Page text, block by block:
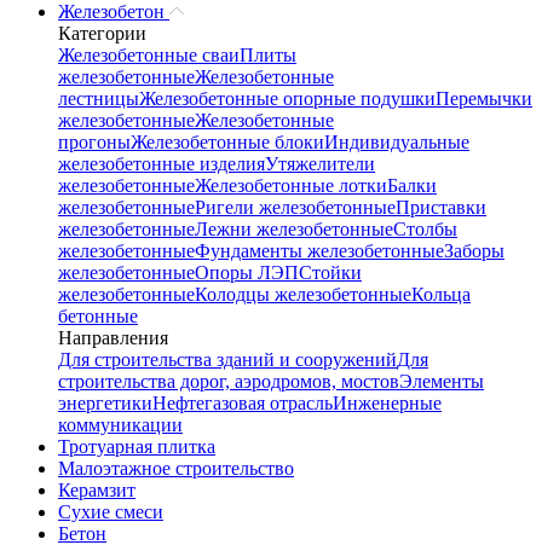
Железобетон
Категории
Железобетонные сваиПлиты
железобетонныеЖелезобетонные
лестницыЖелезобетонные опорные подушкиПеремычки
железобетонныеЖелезобетонные
прогоныЖелезобетонные блокиИндивидуальные
железобетонные изделияУтяжелители
железобетонныеЖелезобетонные лоткиБалки
железобетонныеРигели железобетонныеПриставки
железобетонныеЛежни железобетонныеСтолбы
железобетонныеФундаменты железобетонныеЗаборы
железобетонныеОпоры ЛЭПСтойки
железобетонныеКолодцы железобетонныеКольца
бетонные
Направления
Для строительства зданий и сооруженийДля
строительства дорог, аэродромов, мостовЭлементы
энергетикиНефтегазовая отрасльИнженерные
коммуникации
Тротуарная плитка
Малоэтажное строительство
Керамзит
Сухие смеси
Бетон